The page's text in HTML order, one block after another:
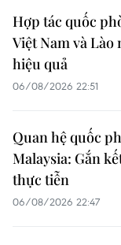
Hợp tác quốc
Việt Nam và Lào
hiệu quả
06/08/2026 22:51
Quan hệ quốc
Malaysia: Gắn
thực tiễn
06/08/2026 22:47